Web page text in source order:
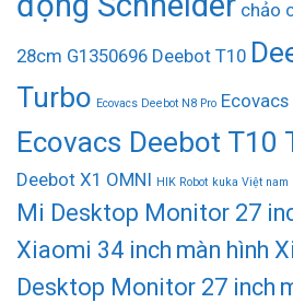
chảo
28cm G1350696 Deebot T10
Turbo Ecovacs Deebot N8 Pro
Ecovacs Deebot T10
Deebot X1 OMNI HIK Robot kuka Việt nam
Mi Desktop Monitor 27
Xiaomi 34 inch màn hình
Desktop Monitor 27 inch